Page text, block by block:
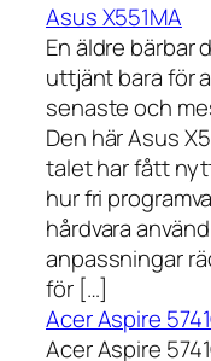
Asus X551MA
En äldre bärbar
uttjänt bara för
senaste och
Den här Asus
talet har fått
hur fri
hårdvara
anpassningar
för […]
Acer Aspire
Acer Aspire